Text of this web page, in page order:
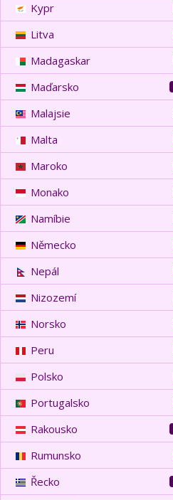
Kypr
Litva
Madagaskar
Maďarsko
Malajsie
Malta
Maroko
Monako
Namíbie
Německo
Nepál
Nizozemí
Norsko
Peru
Polsko
Portugalsko
Rakousko
Rumunsko
Řecko